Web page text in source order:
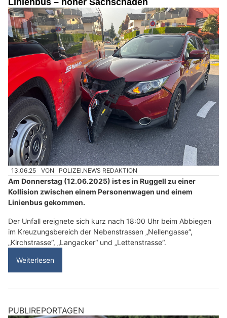
13.06.25 VON POLIZEI.NEWS REDAKTION
Am Donnerstag (12.06.2025) ist es in Ruggell zu einer
Kollision zwischen einem Personenwagen und einem
Linienbus gekommen.
Der Unfall ereignete sich kurz nach 18:00 Uhr beim Abbiegen
im Kreuzungsbereich der Nebenstrassen „Nellengasse“,
„Kirchstrasse“, „Langacker“ und „Lettenstrasse“.
Weiterlesen
PUBLIREPORTAGEN